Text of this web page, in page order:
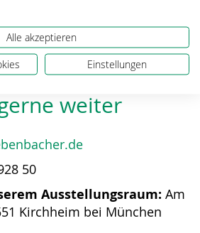
Produkt
weiter
50
Ausstellungsraum: Am
Kirchheim bei München
Alle akzeptieren
Einstellungen